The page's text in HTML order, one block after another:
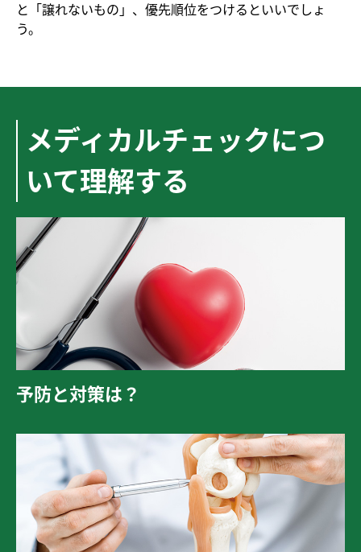
と「譲れないもの」、優先順位をつけるといいでしょ
う。
メディカルチェックにつ
いて理解する
予防と対策は？